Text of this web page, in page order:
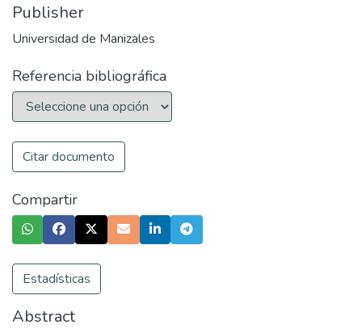
Publisher
Universidad de Manizales
Referencia bibliográfica
Citar documento
Compartir
Estadísticas
Abstract